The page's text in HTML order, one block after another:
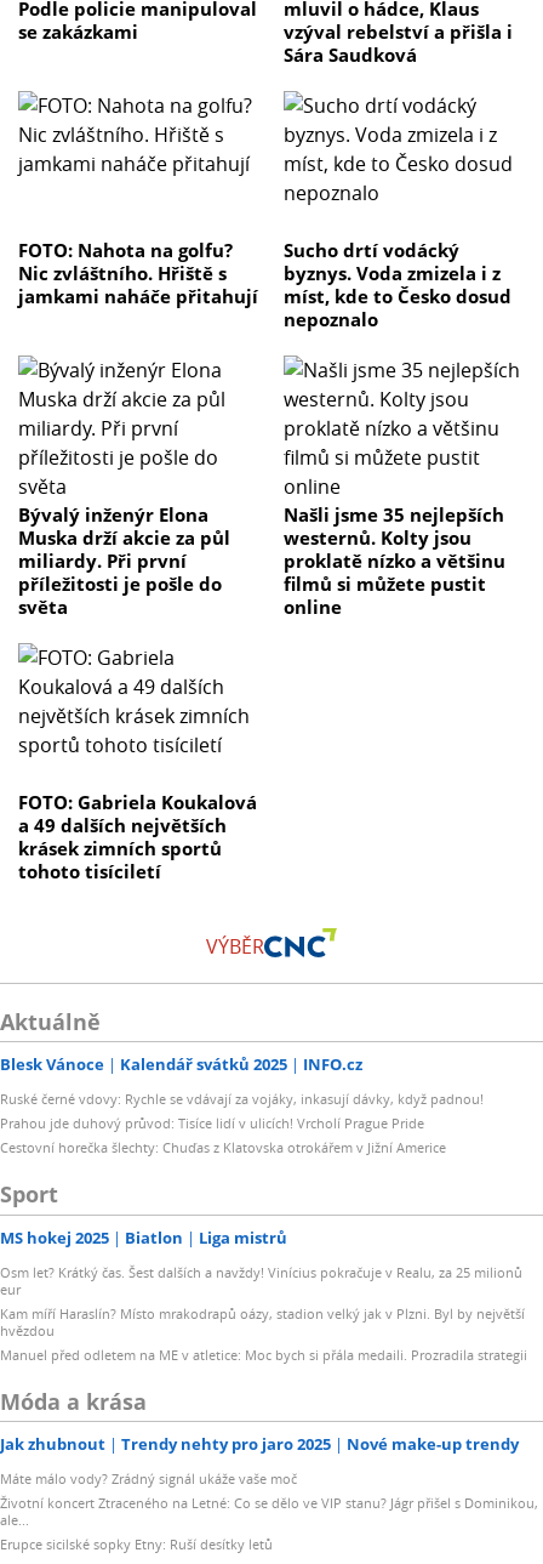
Podle policie manipuloval
se zakázkami
mluvil o hádce, Klaus
vzýval rebelství a přišla i
Sára Saudková
FOTO: Nahota na golfu?
Nic zvláštního. Hřiště s
jamkami naháče přitahují
Sucho drtí vodácký
byznys. Voda zmizela i z
míst, kde to Česko dosud
nepoznalo
Bývalý inženýr Elona
Muska drží akcie za půl
miliardy. Při první
příležitosti je pošle do
světa
Našli jsme 35 nejlepších
westernů. Kolty jsou
proklatě nízko a většinu
filmů si můžete pustit
online
FOTO: Gabriela Koukalová
a 49 dalších největších
krásek zimních sportů
tohoto tisíciletí
VÝBĚR
Aktuálně
Blesk Vánoce Kalendář svátků 2025 INFO.cz
Ruské černé vdovy: Rychle se vdávají za vojáky, inkasují dávky, když padnou!
Prahou jde duhový průvod: Tisíce lidí v ulicích! Vrcholí Prague Pride
Cestovní horečka šlechty: Chuďas z Klatovska otrokářem v Jižní Americe
Sport
MS hokej 2025 Biatlon Liga mistrů
Osm let? Krátký čas. Šest dalších a navždy! Vinícius pokračuje v Realu, za 25 milionů
eur
Kam míří Haraslín? Místo mrakodrapů oázy, stadion velký jak v Plzni. Byl by největší
hvězdou
Manuel před odletem na ME v atletice: Moc bych si přála medaili. Prozradila strategii
Móda a krása
Jak zhubnout Trendy nehty pro jaro 2025 Nové make-up trendy
Máte málo vody? Zrádný signál ukáže vaše moč
Životní koncert Ztraceného na Letné: Co se dělo ve VIP stanu? Jágr přišel s Dominikou,
ale...
Erupce sicilské sopky Etny: Ruší desítky letů